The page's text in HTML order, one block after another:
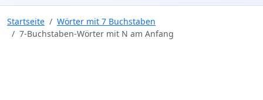
Startseite
Wörter mit 7 Buchstaben
7-Buchstaben-Wörter mit N am Anfang